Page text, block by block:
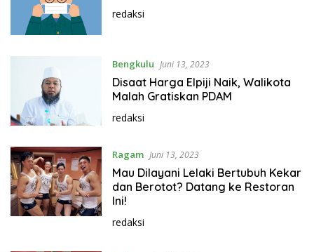
redaksi
Bengkulu Juni 13, 2023
Disaat Harga Elpiji Naik, Walikota
Malah Gratiskan PDAM
redaksi
Ragam Juni 13, 2023
Mau Dilayani Lelaki Bertubuh Kekar
dan Berotot? Datang ke Restoran
Ini!
redaksi